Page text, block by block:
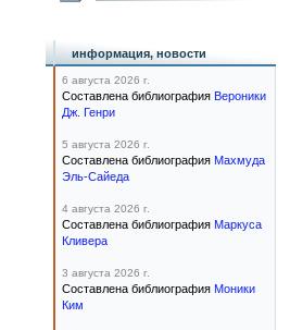
информация, новости
6 августа 2026 г.
Составлена библиография Вероники
Дж. Генри
5 августа 2026 г.
Составлена библиография Махмуда
Эль-Сайеда
4 августа 2026 г.
Составлена библиография Маркуса
Кливера
3 августа 2026 г.
Составлена библиография Моники
Ким